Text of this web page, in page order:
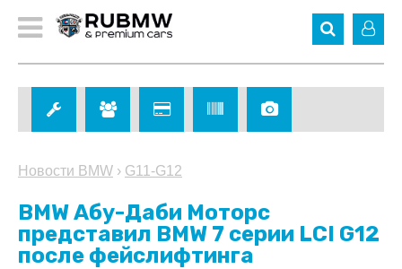
Новости BMW › G11-G12
BMW Абу-Даби Моторс
представил BMW 7 серии LCI G12
после фейслифтинга